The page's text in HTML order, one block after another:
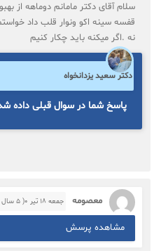
سلام آقای دکتر مامانم دوماهه از
قفسه سینه اکو ونوار قلب داد
نه .اگر میکنه باید چکار کنیم
دکتر سعید یزدانخواه
پاسخ شما در سوال قبلی داده
معصومه جمعه ۱۸ تیر ۰( 5 سال پیش)
مشاهده پرسش